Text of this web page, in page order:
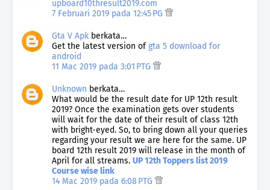
upboard10thresult2019.com
7 Februari 2019 pada 12:45 PG
Gta V Apk berkata…
Get the latest version ofgta 5 download for
android
11 Mac 2019 pada 3:01 PTG
Unknown berkata…
What would be the result date for UP 12th result
2019? Once the examination gets over students
will wait for the date of their result of class 12th
with bright-eyed. So, to bring down all your queries
regarding your result we are here for the same. UP
board 12th result 2019 will release in the month of
April for all streams. UP 12th Toppers list 2019
Course wise link
14 Mac 2019 pada 6:08 PTG